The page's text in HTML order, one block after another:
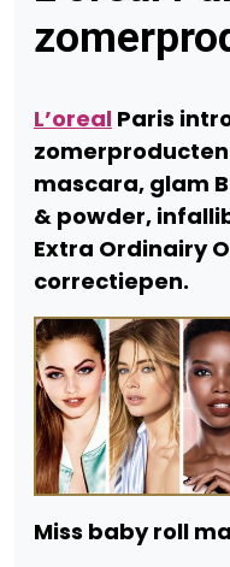
L’oreal Paris
mascara, glam
& powder, i
Extra Ordinairy
correctiepen.
Miss baby roll